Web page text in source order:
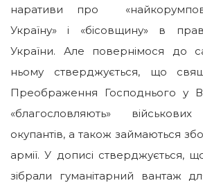
наративи про
Україну» і «бісовщину» в
України. Але повернімося до
ньому стверджується, що
Преображення Господнього у
«благословляють»
окупантів, а також займаються
армії. У дописі стверджується,
зібрали гуманітарний вантаж